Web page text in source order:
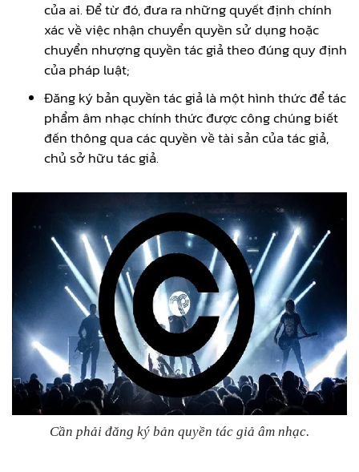
của ai. Để từ đó, đưa ra những quyết định chính
xác về việc nhận chuyển quyền sử dụng hoặc
chuyển nhượng quyền tác giả theo đúng quy định
của pháp luật;
Đăng ký bản quyền tác giả là một hình thức để tác
phẩm âm nhạc chính thức được công chúng biết
đến thông qua các quyền về tài sản của tác giả,
chủ sở hữu tác giả.
Cần phải đăng ký bản quyền tác giả âm nhạc.